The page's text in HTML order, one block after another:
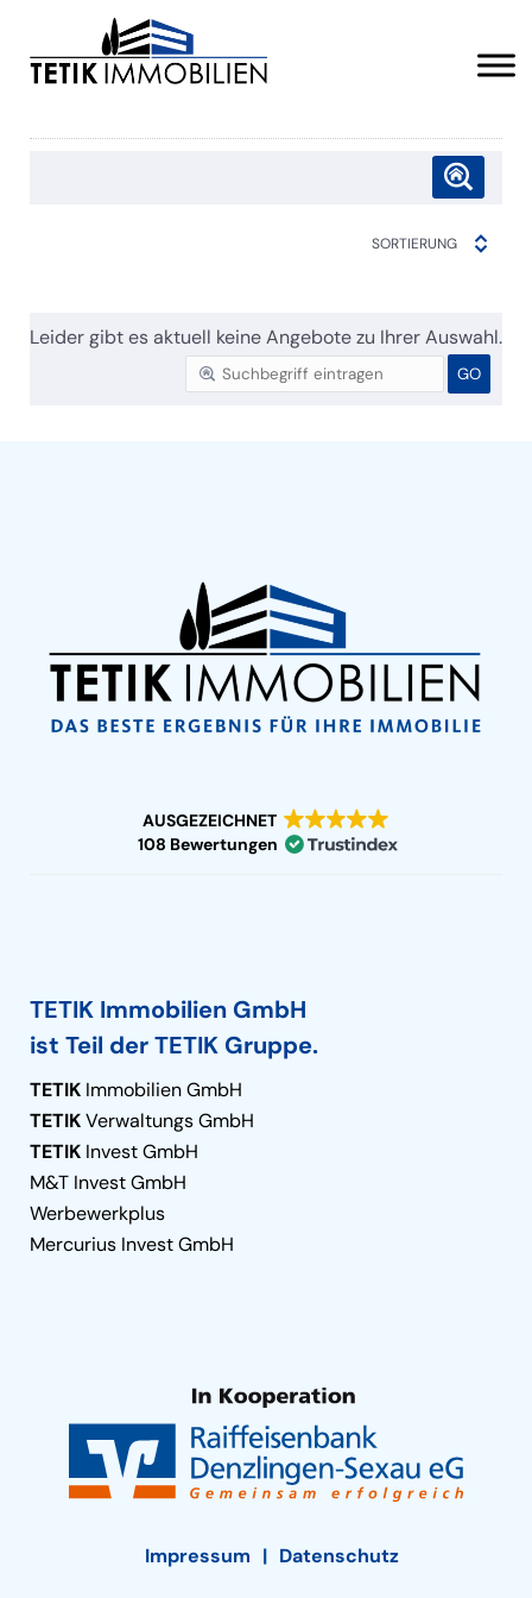
SORTIERUNG
Leider gibt es aktuell keine Angebote zu Ihrer Auswahl.
AUSGEZEICHNET
108 Bewertungen
TETIK Immobilien GmbH
ist Teil der TETIK Gruppe.
TETIK Immobilien GmbH
TETIKVerwaltungs GmbH
TETIK Invest GmbH
M&T Invest GmbH
Werbewerkplus
Mercurius Invest GmbH
Impressum Datenschutz